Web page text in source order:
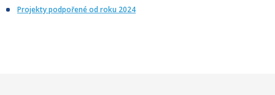
Projekty podpořené od roku 2024